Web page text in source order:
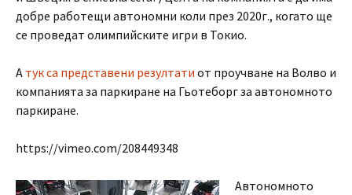
добре работещи автономни коли през 2020г., когато ще
се проведат олимпийските игри в Токио.
А тук са представени резултати от проучване на Волво и
компанията за паркиране на Гьотеборг за автономното
паркиране.
https://vimeo.com/208449348
Автономното